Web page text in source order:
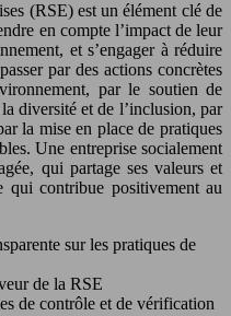
(RSE) est un élément clé de
en compte l’impact de leur
et s’engager à réduire
par des actions concrètes
par le soutien de
diversité et de l’inclusion, par
la mise en place de pratiques
Une entreprise socialement
qui partage ses valeurs et
qui contribue positivement au
sur les pratiques de
de la RSE
de contrôle et de vérification